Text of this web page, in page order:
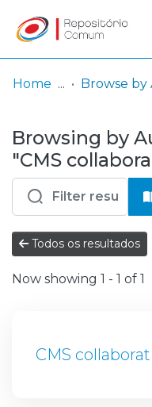
& Collections
Browse repository
Entities
Log
In
(current)
Home Browse
Browsing by
"CMS
Todos os resultados
Now showing 1 - 1 of 1
CMS